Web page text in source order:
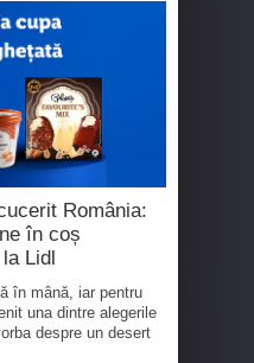
România:
în coș
Lidl
în mână, iar pentru
una dintre alegerile
despre un desert